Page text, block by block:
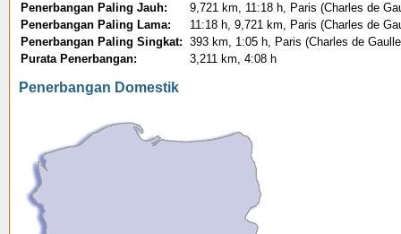
Penerbangan Paling Jauh:
9,721 km, 11:18 h, Paris (Charles de
Penerbangan Paling Lama:
11:18 h, 9,721 km, Paris (Charles de
Penerbangan Paling Singkat: 393 km, 1:05 h, Paris (Charles de
Purata Penerbangan:
3,211 km, 4:08 h
Penerbangan Domestik